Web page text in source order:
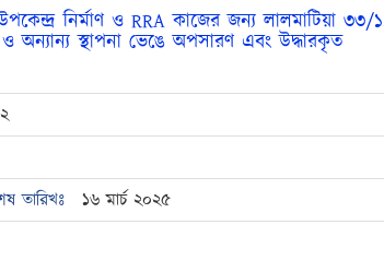
নির্মাণ ও RRA কাজের জন্য লালমাটিয়া ৩৩/
অন্যান্য স্থাপনা ভেঙে অপসারণ এবং উদ্ধারকৃত
তারিখঃ ১৬ মার্চ ২০২৫